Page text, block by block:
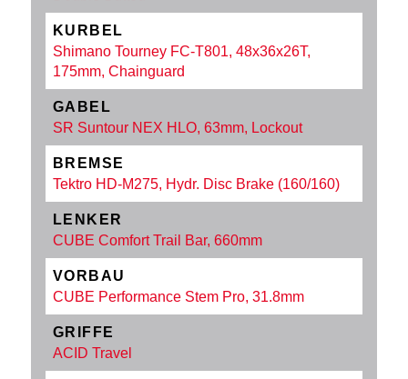
KURBEL
Shimano Tourney FC-T801, 48x36x26T,
175mm, Chainguard
GABEL
SR Suntour NEX HLO, 63mm, Lockout
BREMSE
Tektro HD-M275, Hydr. Disc Brake (160/160)
LENKER
CUBE Comfort Trail Bar, 660mm
VORBAU
CUBE Performance Stem Pro, 31.8mm
GRIFFE
ACID Travel